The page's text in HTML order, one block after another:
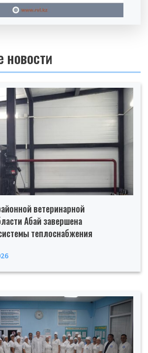
новости
ветеринарной
Абай завершена
теплоснабжения